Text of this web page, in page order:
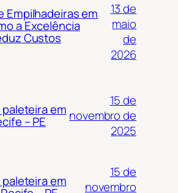
Empilhadeiras em
a Excelência
Custos
13 de
maio
de
2026
em
– PE
15 de
novembro de
2025
em
15 de
novembro